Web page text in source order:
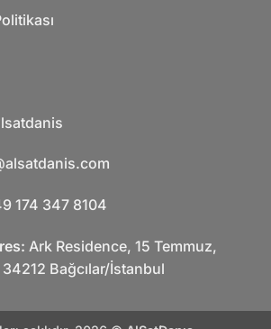
174 347 8104
Ark Residence, 15 Temmuz,
Bağcılar/İstanbul